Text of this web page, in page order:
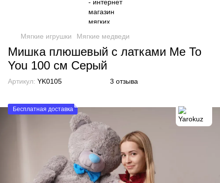
Мягкие игрушки Мягкие медведи
Мишка плюшевый с латками Me To
You 100 см Серый
Артикул: YK0105 3 отзыва
Бесплатная доставка